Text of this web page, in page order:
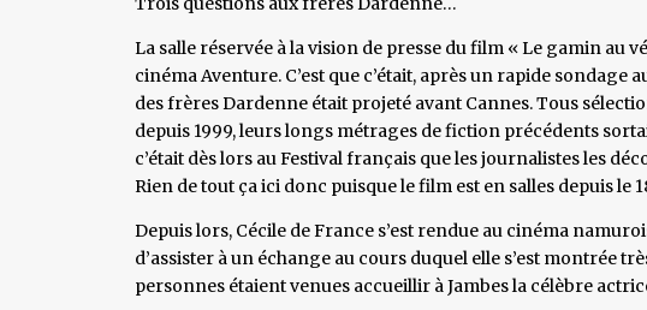
La salle réservée à la vision de presse du film « Le gamin au
cinéma Aventure. C’est que c’était, après un rapide
des frères Dardenne était projeté avant Cannes. Tous
depuis 1999, leurs longs métrages de fiction précédents
c’était dès lors au Festival français que les journalistes les
Rien de tout ça ici donc puisque le film est en salles depuis le
Depuis lors, Cécile de France s’est rendue au cinéma
d’assister à un échange au cours duquel elle s’est montrée
personnes étaient venues accueillir à Jambes la célèbre